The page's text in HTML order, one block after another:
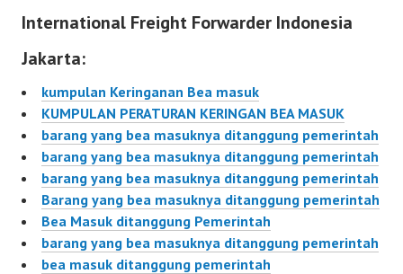
Infus Dan/Atau…
pkpn, PMK0570112013,
format ) Peraturan
Menteri Keuangan
Nomor
58/PMK.011/2013 Bea
Masuk Ditanggung
Pemerintah Atas Impor
Barang Dan Bahan Guna
Pembuatan Komponen
Dan/Atau Produk
Elektronika…
International Freight Forwarder Indonesia
Jakarta:
kumpulan Keringanan Bea masuk
KUMPULAN PERATURAN KERINGAN BEA MASUK
barang yang bea masuknya ditanggung pemerintah
barang yang bea masuknya ditanggung pemerintah
barang yang bea masuknya ditanggung pemerintah
Barang yang bea masuknya ditanggung pemerintah
Bea Masuk ditanggung Pemerintah
barang yang bea masuknya ditanggung pemerintah
bea masuk ditanggung pemerintah